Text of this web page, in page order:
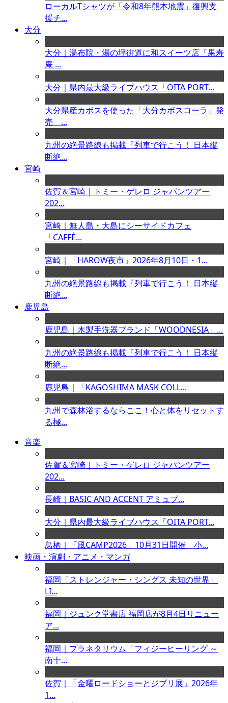
ローカルTシャツが「令和8年熊本地震」復興支
援チ...
大分
大分｜湯布院・湯の坪街道に和スイーツ店「果寿
庵 ...
大分｜県内最大級ライブハウス「OITA PORT...
大分県産カボスを使った「大分カボスコーラ」発
売 ...
九州の絶景路線も掲載『列車で行こう！ 日本縦
断絶...
宮崎
佐賀＆宮崎｜トミー・ゲレロ ジャパンツアー
202...
宮崎｜無人島・大島にシーサイドカフェ
「CAFFÈ...
宮崎｜「HAROW夜市」2026年8月10日・1...
九州の絶景路線も掲載『列車で行こう！ 日本縦
断絶...
鹿児島
鹿児島｜木製手洗器ブランド「WOODNESIA」...
九州の絶景路線も掲載『列車で行こう！ 日本縦
断絶...
鹿児島｜「KAGOSHIMA MASK COLL...
九州で森林浴するならここ！心と体をリセットす
る極...
音楽
佐賀＆宮崎｜トミー・ゲレロ ジャパンツアー
202...
長崎｜BASIC AND ACCENT アミュプ...
大分｜県内最大級ライブハウス「OITA PORT...
鳥栖｜「風CAMP2026」10月31日開催 小...
映画・演劇・アニメ・マンガ
福岡「ストレンジャー・シングス 未知の世界」
LI...
福岡｜ジュンク堂書店 福岡店が8月4日リニュー
ア...
福岡｜プラネタリウム「フィジーヒーリング ～
南十...
佐賀｜「金曜ロードショーとジブリ展」2026年
1...